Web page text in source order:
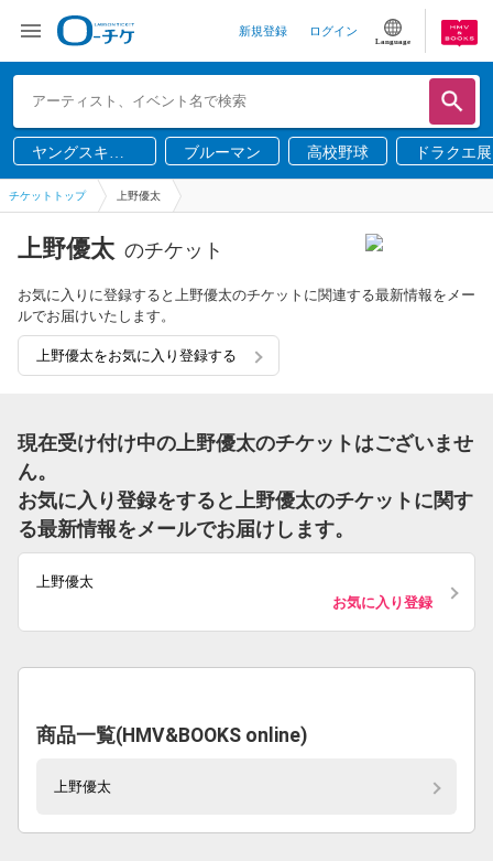
新規登録 ログイン
Language
ヤングスキニ
ー
ブルーマン 高校野球 ドラクエ展
チケットトップ 上野優太
上野優太 のチケット
お気に入りに登録すると上野優太のチケットに関連する最新情報をメー
ルでお届けいたします。
上野優太をお気に入り登録する
現在受け付け中の上野優太のチケットはございませ
ん。
お気に入り登録をすると上野優太のチケットに関す
る最新情報をメールでお届けします。
上野優太
お気に入り登録
商品一覧(HMV&BOOKS online)
上野優太